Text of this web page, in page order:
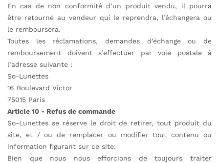
En cas de non conformité d’un produit vendu, il pourra
être retourné au vendeur qui le reprendra, l’échangera ou
le remboursera.
Toutes les réclamations, demandes d’échange ou de
remboursement doivent s’effectuer par voie postale à
l’adresse suivante :
So-Lunettes
16 Boulevard Victor
75015 Paris
Article 10 - Refus de commande
So-Lunettes se réserve le droit de retirer, tout produit du
site, et / ou de remplacer ou modifier tout contenu ou
information figurant sur ce site.
Bien que nous nous efforcions de toujours traiter